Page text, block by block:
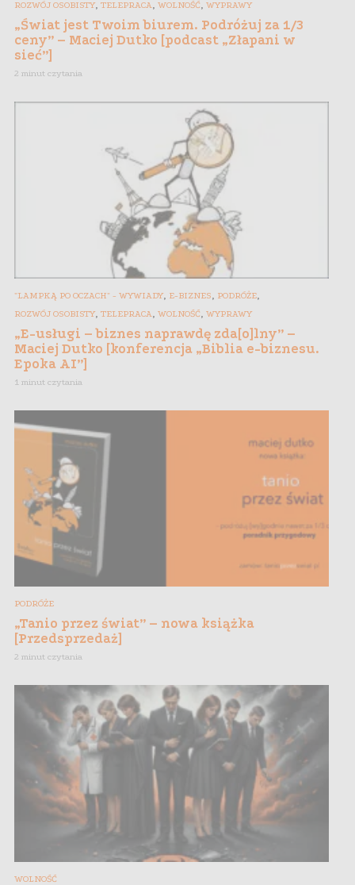
ROZWÓJ OSOBISTY, TELEPRACA, WOLNOŚĆ, WYPRAWY
„Świat jest Twoim biurem. Podróżuj za 1/3
ceny” – Maciej Dutko [podcast „Złapani w
sieć”]
2 minut czytania
"LAMPKĄ PO OCZACH" - WYWIADY, E-BIZNES PODRÓŻE
ROZWÓJ OSOBISTY, TELEPRACA WOLNOŚĆ WYPRAWY
„E-usługi – biznes naprawdę zda[o]lny” –
Maciej Dutko [konferencja „Biblia e-biznesu.
Epoka AI”]
1 minut czytania
PODRÓŻE
„Tanio przez świat” – nowa książka
[Przedsprzedaż]
2 minut czytania
WOLNOŚĆ